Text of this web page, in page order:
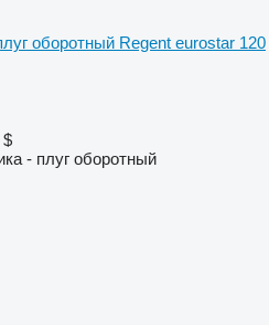
оборотный Regent eurostar 120
$
- плуг оборотный